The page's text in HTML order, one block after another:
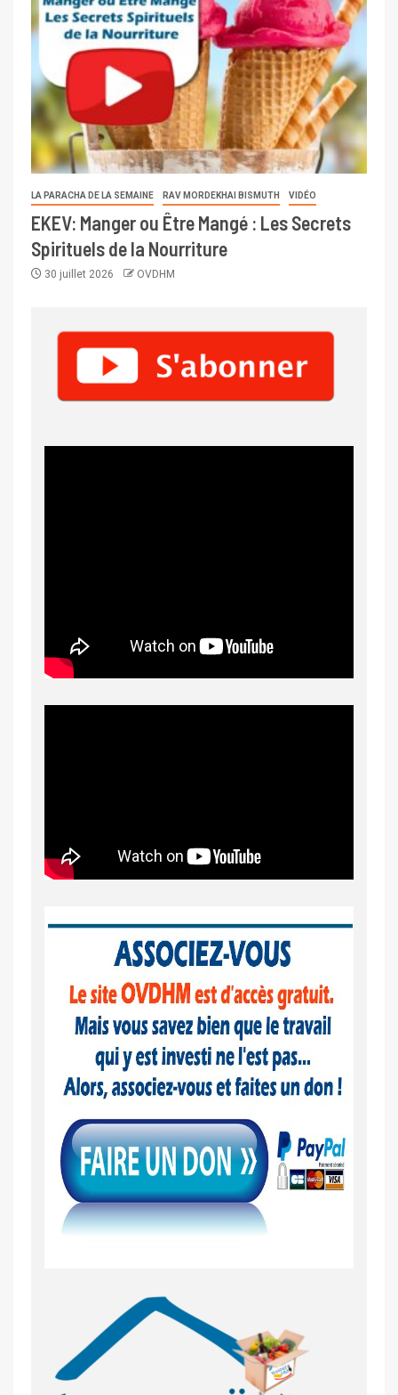
LA PARACHA DE LA SEMAINE RAV MORDEKHAI BISMUTH VIDÉO
EKEV: Manger ou Être Mangé : Les Secrets
Spirituels de la Nourriture
30 juillet 2026 OVDHM